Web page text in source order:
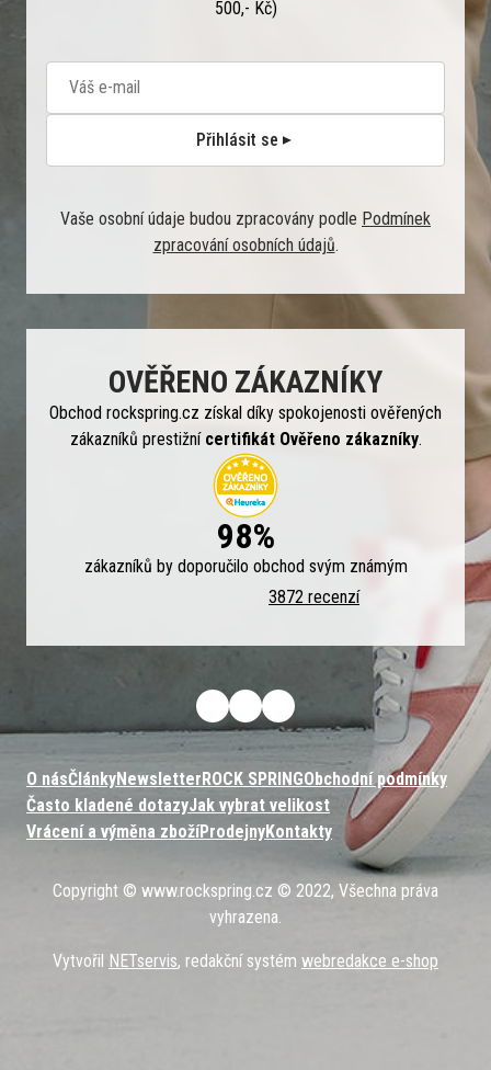
500,- Kč)
Přihlásit se
Vaše osobní údaje budou zpracovány podle Podmínek
zpracování osobních údajů.
OVĚŘENO ZÁKAZNÍKY
Obchod rockspring.cz získal díky spokojenosti ověřených
zákazníků prestižní certifikát Ověřeno zákazníky.
98%
zákazníků by doporučilo obchod svým známým
3872 recenzí
O násČlánkyNewsletter ROCK SPRINGObchodní podmínky
Často kladené dotazyJak vybrat velikost
Vrácení a výměna zbožíProdejnyKontakty
Copyright © www.rockspring.cz © 2022, Všechna práva
vyhrazena.
Vytvořil NETservis, redakční systém webredakce e-shop